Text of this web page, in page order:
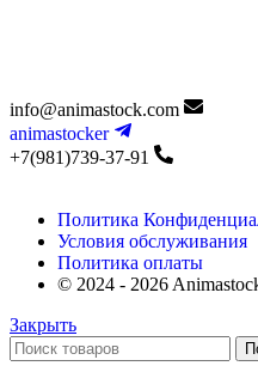
info@animastock.com
animastocker
+7(981)739-37-91
Политика
Условия обслуживания
Политика оплаты
© 2024 - 2026
Закрыть